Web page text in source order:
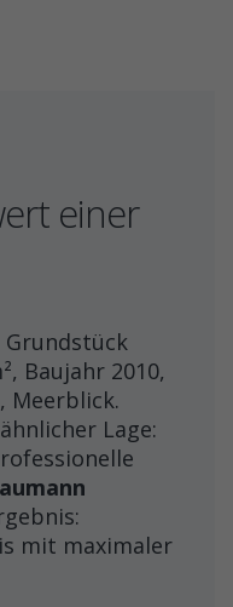
einer
Grundstück
Baujahr 2010,
Meerblick.
Lage:
mit maximaler